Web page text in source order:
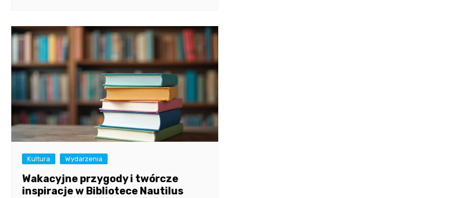
Kultura Wydarzenia
Wakacyjne przygody i twórcze
inspiracje w Bibliotece Nautilus